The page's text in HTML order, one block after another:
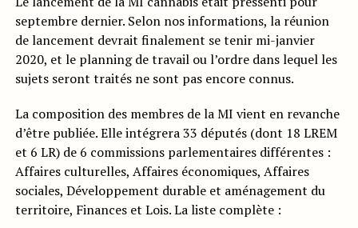
septembre dernier. Selon nos informations, la réunion
de lancement devrait finalement se tenir mi-janvier
2020, et le planning de travail ou l’ordre dans lequel les
sujets seront traités ne sont pas encore connus.
La composition des membres de la MI vient en revanche
d’être publiée. Elle intégrera 33 députés (dont 18 LREM
et 6 LR) de 6 commissions parlementaires différentes :
Affaires culturelles, Affaires économiques, Affaires
sociales, Développement durable et aménagement du
territoire, Finances et Lois. La liste complète :